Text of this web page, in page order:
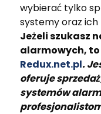
wybierać tylko
systemy oraz
Jeżeli szukasz
alarmowych, to
Redux.net.pl.
oferuje
systemów